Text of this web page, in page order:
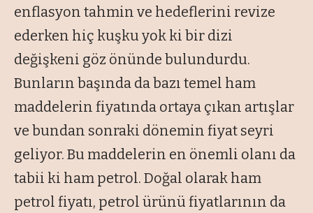
enflasyon tahmin ve hedeflerini revize
ederken hiç kuşku yok ki bir dizi
değişkeni göz önünde bulundurdu.
Bunların başında da bazı temel ham
maddelerin fiyatında ortaya çıkan artışlar
ve bundan sonraki dönemin fiyat seyri
geliyor. Bu maddelerin en önemli olanı da
tabii ki ham petrol. Doğal olarak ham
petrol fiyatı, petrol ürünü fiyatlarının da